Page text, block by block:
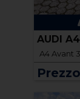
AUDI
A4 Avant